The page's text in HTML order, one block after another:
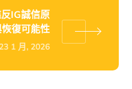
IG誠信原
復可能性
23 1 月, 2026